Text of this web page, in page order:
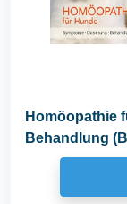
Homöopathie
Behandlung